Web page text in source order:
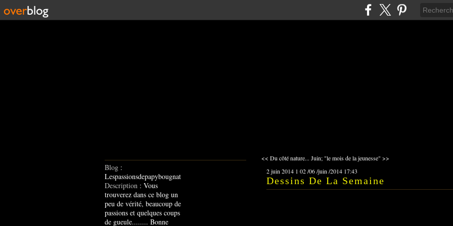
Blog :
Lespassionsdepapybougnat
Description : Vous
trouverez dans ce blog un
peu de vérité, beaucoup de
passions et quelques coups
de gueule........ Bonne
<< Du côté nature... Juin; "le mois de la jeunesse" >>
2 juin 2014 1 02/06/juin /2014 17:43
Dessins De La Semaine